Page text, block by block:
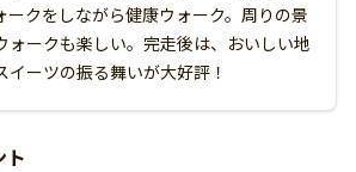
ークをしながら健康ウォーク。周りの景
ォークも楽しい。完走後は、おいしい地
ーツの振る舞いが大好評！
ト